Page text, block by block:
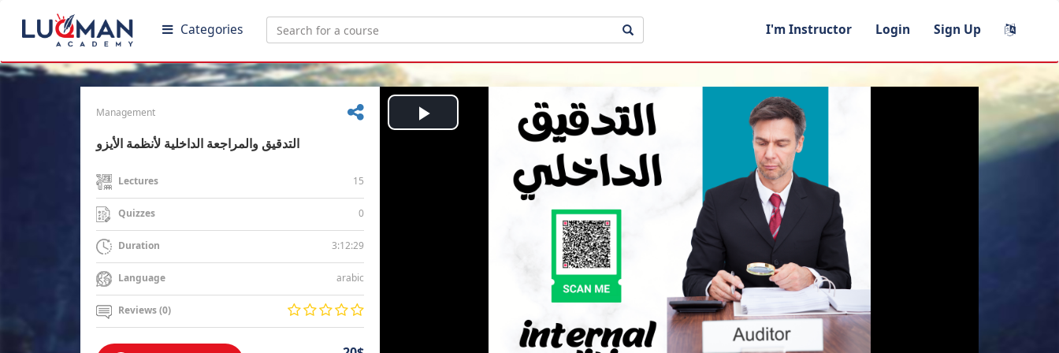
Categories I'm Instructor Login Sign Up
Management
التدقيق والمراجعة الداخلية لأنظمة الأيزو
Lectures 15
Quizzes 0
Duration 3:12:29
Language arabic
Reviews (0)
Play